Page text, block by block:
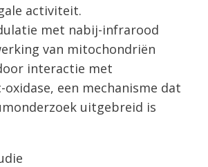
activiteit.
met nabij-infrarood
van mitochondriën
interactie met
een mechanisme dat
uitgebreid is